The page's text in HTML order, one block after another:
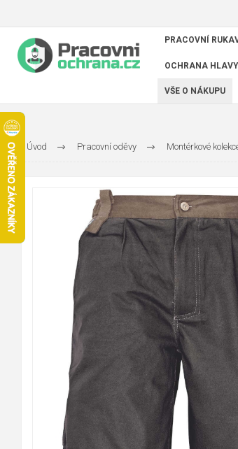
PRACOVNÍ
OCHRANA HLAVY
VŠE O NÁKUPU
Úvod Pracovní oděvy Montérkové